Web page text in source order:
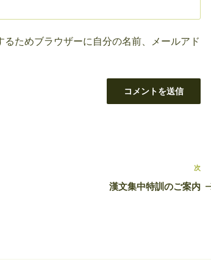
るためブラウザーに自分の名前、メールアド
次
の
次
漢文集中特訓のご案内